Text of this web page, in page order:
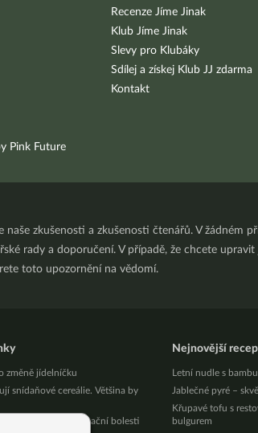
Recenze Jíme Jinak
Klub Jíme Jinak
Slevy pro Klubáky
Sdílej a získej Klub JJ zdarma
Kontakt
Pink Future
zkušenosti a zkušenosti čtenářů. V žádném
rady a doporučení. V případě, že chcete
toto upozornění na vědomí.
změně jídelníčku
snídaňové cereálie. Většina by
ataka, žádné menstruační bolesti
Nejnovější
Letní nudle s
Jablečné pyré –
Křupavé tofu s
bulgurem